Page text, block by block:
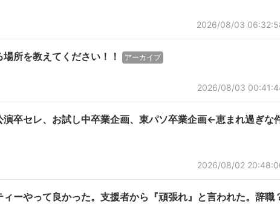
2026/08/03
所を教えてください！！ アーカイブ
2026/08/03
卒セレ、お試し中卒業企画、東パソ卒業企画←恵まれ過ぎな
2026/08/02
ーやって良かった。支援者から『頑張れ』と言われた。辞職